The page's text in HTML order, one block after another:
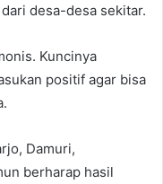
desa-desa sekitar.
Kuncinya
positif agar bisa
Damuri,
berharap hasil